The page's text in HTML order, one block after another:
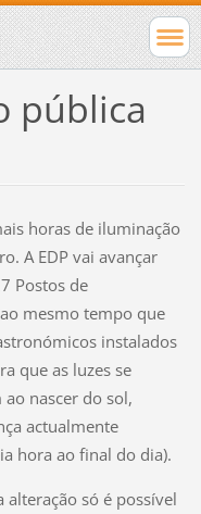
pública
horas de iluminação
A EDP vai avançar
Postos de
mesmo tempo que
instalados
que as luzes se
nascer do sol,
actualmente
hora ao final do dia).
alteração só é possível